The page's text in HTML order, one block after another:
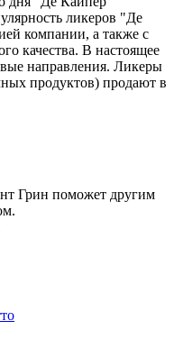
ликеров "Де
компании, а также с
качества. В настоящее
направления. Ликеры
продуктов) продают в
Грин поможет другим